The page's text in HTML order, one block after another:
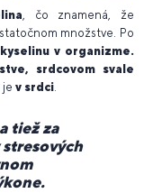
, čo znamená, že
množstve. Po
v organizme.
srdcovom svale
je v srdci.
tiež za